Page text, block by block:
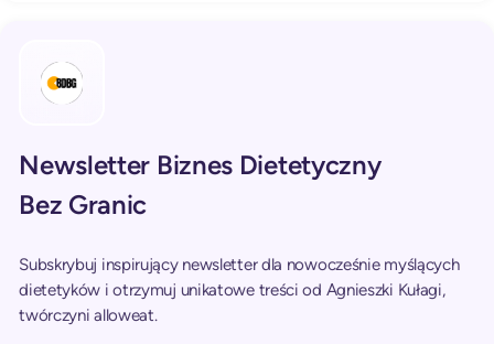
Newsletter Biznes Dietetyczny
Bez Granic
Subskrybuj inspirujący newsletter dla nowocześnie myślących
dietetyków i otrzymuj unikatowe treści od Agnieszki Kułagi,
twórczyni alloweat.